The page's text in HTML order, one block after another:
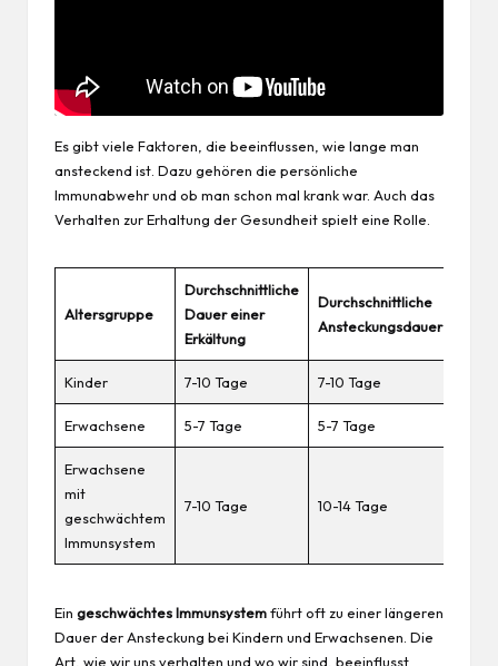
Es gibt viele Faktoren, die beeinflussen, wie lange man
ansteckend ist. Dazu gehören die persönliche
Immunabwehr und ob man schon mal krank war. Auch das
Verhalten zur Erhaltung der Gesundheit spielt eine Rolle.
Altersgruppe
Durchschnittliche
Dauer einer
Erkältung
Durchschnittliche
Ansteckungsdauer
Kinder 7-10 Tage 7-10 Tage
Erwachsene 5-7 Tage 5-7 Tage
Erwachsene
mit
geschwächtem
Immunsystem
7-10 Tage 10-14 Tage
Ein geschwächtes Immunsystemführt oft zu einer längeren
Dauer der Ansteckung bei Kindern und Erwachsenen. Die
Art, wie wir uns verhalten und wo wir sind, beeinflusst